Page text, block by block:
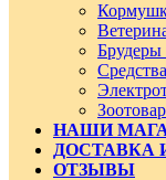
Брудеры
НАШИ
ДОСТАВКА
ОТЗЫВЫ